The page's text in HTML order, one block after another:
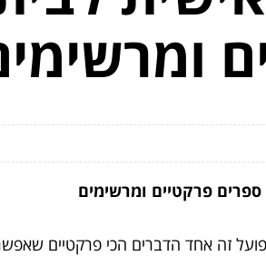
פרקטיים ומרשימים
זה אחד הדברים הכי פרקטיים